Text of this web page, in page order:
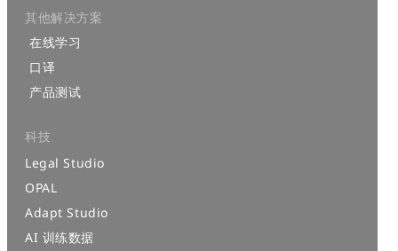
其他解决方案
在线学习
口译
产品测试
科技
Legal Studio
OPAL
Adapt Studio
AI 训练数据